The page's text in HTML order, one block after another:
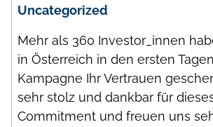
Uncategorized
Mehr als 360 Investor_innen
in Österreich in den ersten
Kampagne Ihr Vertrauen
sehr stolz und dankbar für
Commitment und freuen uns